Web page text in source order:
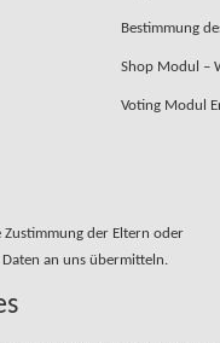
Bestimmung
Shop Modul –
Voting Modul
der Eltern oder
an uns übermitteln.